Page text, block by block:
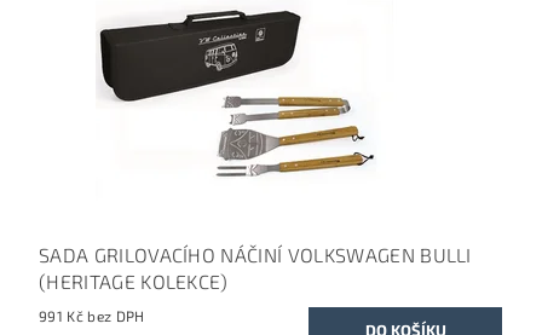
SADA GRILOVACÍHO NÁČINÍ VOLKSWAGEN BULLI
(HERITAGE KOLEKCE)
991 Kč bez DPH